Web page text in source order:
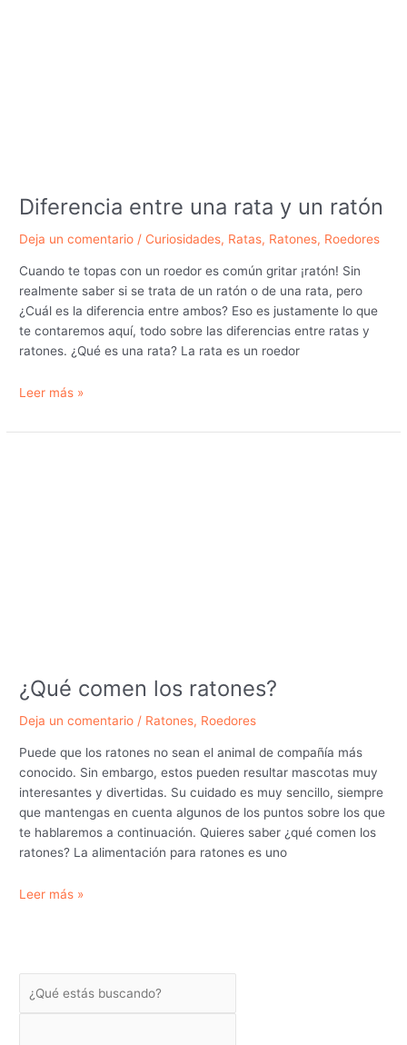
Diferencia entre una rata y un ratón
Deja un comentario / Curiosidades, Ratas, Ratones, Roedores
Cuando te topas con un roedor es común gritar ¡ratón! Sin
realmente saber si se trata de un ratón o de una rata, pero
¿Cuál es la diferencia entre ambos? Eso es justamente lo que
te contaremos aquí, todo sobre las diferencias entre ratas y
ratones. ¿Qué es una rata? La rata es un roedor
Diferencia
una
Leer más »
¿Qué comen los ratones?
Deja un comentario / Ratones, Roedores
Puede que los ratones no sean el animal de compañía más
conocido. Sin embargo, estos pueden resultar mascotas muy
interesantes y divertidas. Su cuidado es muy sencillo, siempre
que mantengas en cuenta algunos de los puntos sobre los que
te hablaremos a continuación. Quieres saber ¿qué comen los
ratones? La alimentación para ratones es uno
¿Qué
Leer más »